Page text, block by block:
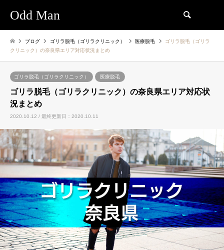
Odd Man
ブログ ゴリラ脱毛（ゴリラクリニック） 医療脱毛
ゴリラ脱毛（ゴリラ
クリニック）の奈良県エリア対応状況まとめ
ゴリラ脱毛（ゴリラクリニック） 医療脱毛
ゴリラ脱毛（ゴリラクリニック）の奈良県エリア対応状
況まとめ
2020.10.12 / 最終更新日：2020.10.11